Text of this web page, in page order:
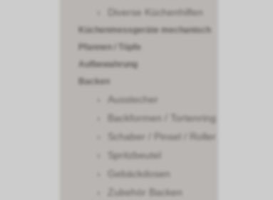
Diverse Küchenhilfen
Küchenmessgeräte mechanisch
Pfannen / Töpfe
Aufbewahrung
Backen
Ausstecher
Backformen / Tortenring
Schaber / Pinsel / Roller
Spritzbeutel
Gebäckdosen
Zubehör Backen